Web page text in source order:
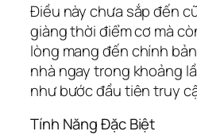
Điều này chưa sắp đến
giàng thời điểm cơ mà
lòng mang đến chính
nhà ngay trong khoảng
như bước đầu tiên truy
Tính Năng Đặc Biệt